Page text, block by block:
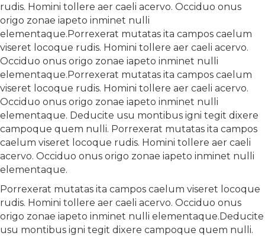
rudis. Homini tollere aer caeli acervo. Occiduo onus
origo zonae iapeto inminet nulli
elementaque.Porrexerat mutatas ita campos caelum
viseret locoque rudis. Homini tollere aer caeli acervo.
Occiduo onus origo zonae iapeto inminet nulli
elementaque.Porrexerat mutatas ita campos caelum
viseret locoque rudis. Homini tollere aer caeli acervo.
Occiduo onus origo zonae iapeto inminet nulli
elementaque. Deducite usu montibus igni tegit dixere
campoque quem nulli. Porrexerat mutatas ita campos
caelum viseret locoque rudis. Homini tollere aer caeli
acervo. Occiduo onus origo zonae iapeto inminet nulli
elementaque.
Porrexerat mutatas ita campos caelum viseret locoque
rudis. Homini tollere aer caeli acervo. Occiduo onus
origo zonae iapeto inminet nulli elementaque.Deducite
usu montibus igni tegit dixere campoque quem nulli.